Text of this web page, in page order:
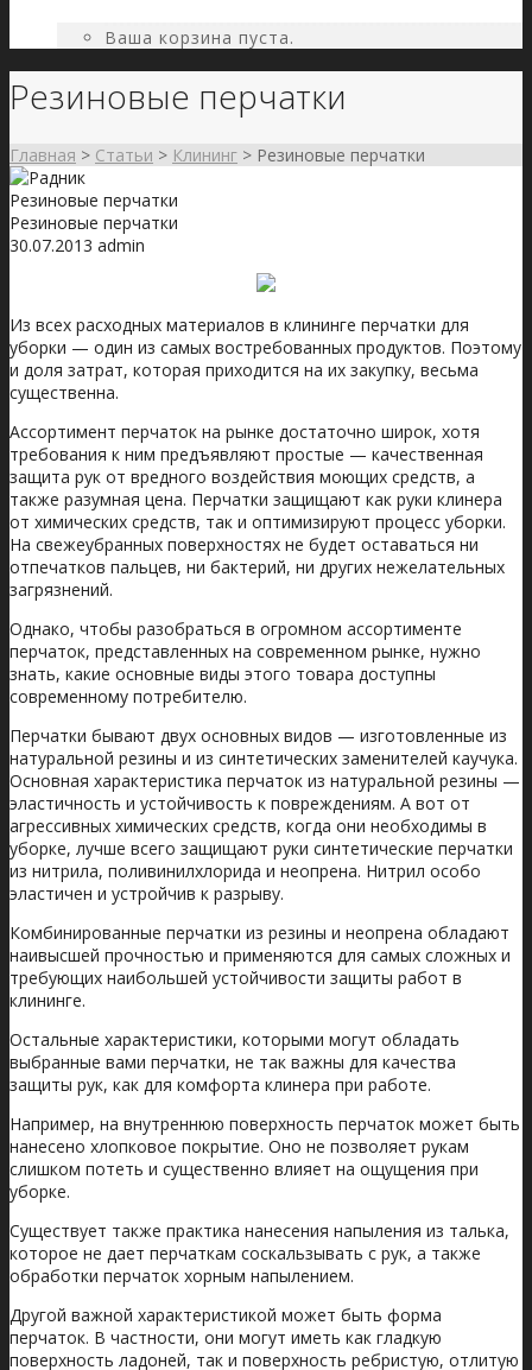
Ваша корзина пуста.
Резиновые перчатки
Главная > Статьи > Клининг > Резиновые перчатки
Резиновые перчатки
Резиновые перчатки
30.07.2013 admin
Из всех расходных материалов в клининге перчатки для
уборки — один из самых востребованных продуктов. Поэтому
и доля затрат, которая приходится на их закупку, весьма
существенна.
Ассортимент перчаток на рынке достаточно широк, хотя
требования к ним предъявляют простые — качественная
защита рук от вредного воздействия моющих средств, а
также разумная цена. Перчатки защищают как руки клинера
от химических средств, так и оптимизируют процесс уборки.
На свежеубранных поверхностях не будет оставаться ни
отпечатков пальцев, ни бактерий, ни других нежелательных
загрязнений.
Однако, чтобы разобраться в огромном ассортименте
перчаток, представленных на современном рынке, нужно
знать, какие основные виды этого товара доступны
современному потребителю.
Перчатки бывают двух основных видов — изготовленные из
натуральной резины и из синтетических заменителей каучука.
Основная характеристика перчаток из натуральной резины —
эластичность и устойчивость к повреждениям. А вот от
агрессивных химических средств, когда они необходимы в
уборке, лучше всего защищают руки синтетические перчатки
из нитрила, поливинилхлорида и неопрена. Нитрил особо
эластичен и устройчив к разрыву.
Комбинированные перчатки из резины и неопрена обладают
наивысшей прочностью и применяются для самых сложных и
требующих наибольшей устойчивости защиты работ в
клининге.
Остальные характеристики, которыми могут обладать
выбранные вами перчатки, не так важны для качества
защиты рук, как для комфорта клинера при работе.
Например, на внутреннюю поверхность перчаток может быть
нанесено хлопковое покрытие. Оно не позволяет рукам
слишком потеть и существенно влияет на ощущения при
уборке.
Существует также практика нанесения напыления из талька,
которое не дает перчаткам соскальзывать с рук, а также
обработки перчаток хорным напылением.
Другой важной характеристикой может быть форма
перчаток. В частности, они могут иметь как гладкую
поверхность ладоней, так и поверхность ребристую, отлитую